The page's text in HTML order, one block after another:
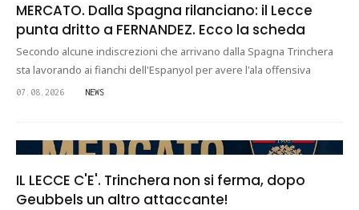
MERCATO. Dalla Spagna rilanciano: il Lecce
punta dritto a FERNANDEZ. Ecco la scheda
Secondo alcune indiscrezioni che arrivano dalla Spagna Trinchera
sta lavorando ai fianchi dell'Espanyol per avere l'ala offensiva
07.08.2026 NEWS
IL LECCE C'E'. Trinchera non si ferma, dopo
Geubbels un altro attaccante!